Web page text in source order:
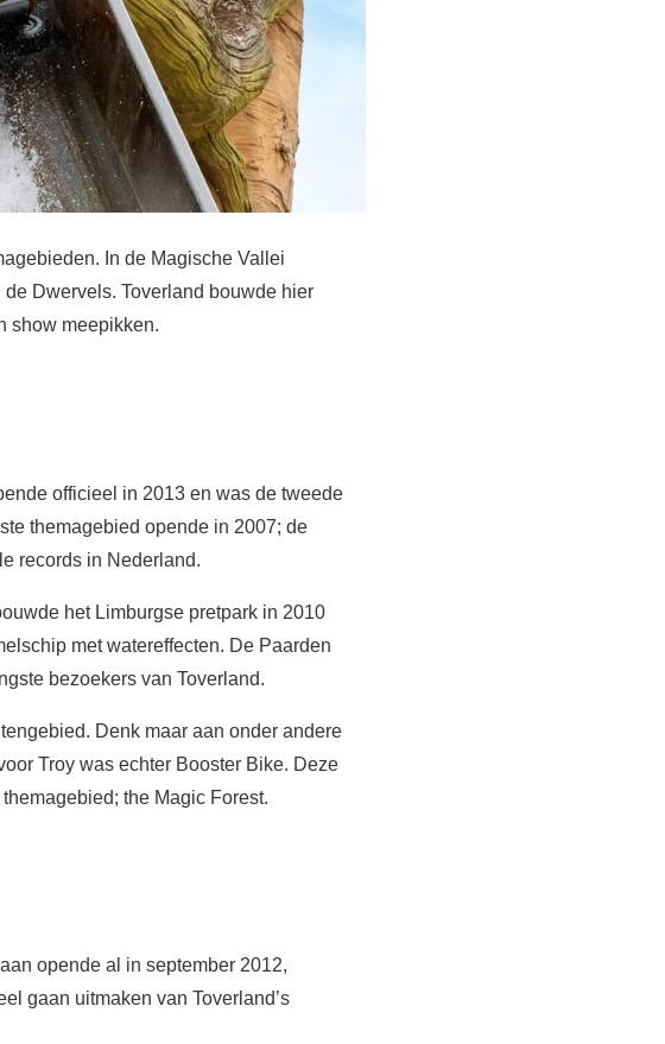
In de Magische Vallei
Dwervels. Toverland bouwde hier
show meepikken.
officieel in 2013 en was de tweede
themagebied opende in 2007; de
records in Nederland.
het Limburgse pretpark in 2010
met watereffecten. De Paarden
bezoekers van Toverland.
Denk maar aan onder andere
Troy was echter Booster Bike. Deze
the Magic Forest.
opende al in september 2012,
gaan uitmaken van Toverland’s